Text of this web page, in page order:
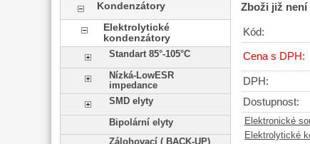
Zboži již není
Kód:
Cena s DPH:
DPH:
Dostupnost:
Elektronické
Elektrolytické
Kondenzátory
Elektrolytické
kondenzátory
Standart 85°-105°C
Nízká-LowESR
impedance
SMD elyty
Bipolární elyty
Zálohovací ( BACK-UP)